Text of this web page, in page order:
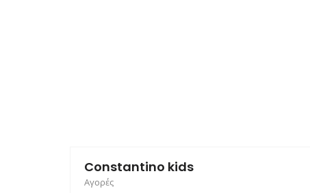
Constantino kids
Αγορές